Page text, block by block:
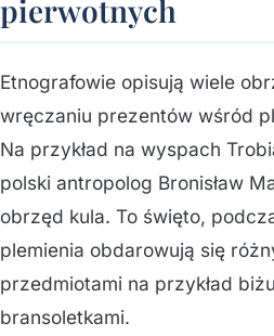
pierwotnych
Etnografowie opisują wiele
wręczaniu prezentów wśród
Na przykład na wyspach
polski antropolog Bronisław
obrzęd kula. To święto,
plemienia obdarowują się
przedmiotami na przykład
bransoletkami.